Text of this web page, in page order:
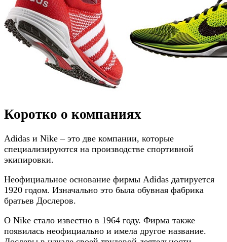
Коротко о компаниях
Adidas и Nike – это две компании, которые
специализируются на производстве спортивной
экипировки.
Неофициальное основание фирмы Adidas датируется
1920 годом. Изначально это была обувная фабрика
братьев Дослеров.
О Nike стало известно в 1964 году. Фирма также
появилась неофициально и имела другое название.